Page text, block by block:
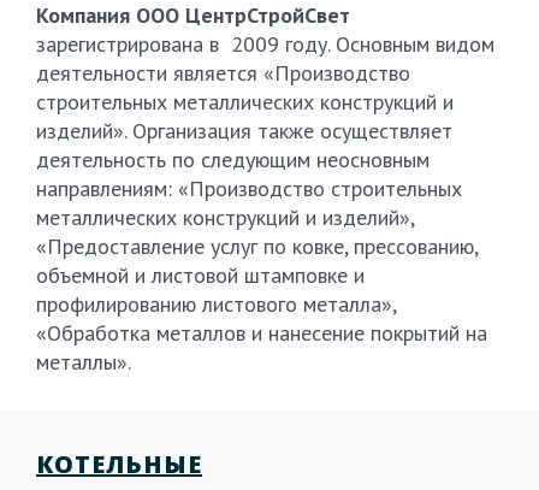
Компания ООО ЦентрСтройСвет
зарегистрирована в 2009 году. Основным видом
деятельности является «Производство
строительных металлических конструкций и
изделий». Организация также осуществляет
деятельность по следующим неосновным
направлениям: «Производство строительных
металлических конструкций и изделий»,
«Предоставление услуг по ковке, прессованию,
объемной и листовой штамповке и
профилированию листового металла»,
«Обработка металлов и нанесение покрытий на
металлы».
КОТЕЛЬНЫЕ